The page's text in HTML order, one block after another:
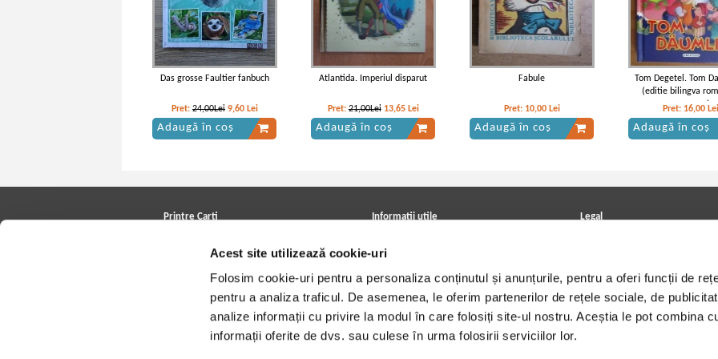
Acest site utilizează cookie-uri
Folosim cookie-uri pentru a personaliza conținutul și anunțurile, pentru a oferi funcții de
pentru a analiza traficul. De asemenea, le oferim partenerilor de rețele sociale, de
analize informații cu privire la modul în care folosiți site-ul nostru. Aceștia le pot combina
informații oferite de dvs. sau culese în urma folosirii serviciilor lor.
Daniel Defoe - Robinson Crusoe Daniel Defoe - Robinson Crusoe Daniel Defoe - Robinson Crusoe Daniel Defoe - Robinson
Das grosse Faultier fanbuch
Pret: 24,00Lei 9,60 Lei
Adaugă în coș
Atlantida. Imperiul disparut
Pret:21,00Lei 13,65 Lei
Adaugă în coș
Fabule
Pret: 10,00 Lei
Adaugă în coș
Tom Degetel. Tom
(editie bilingva
germana)
Pret: 16,00 Lei
Adaugă în coș
Printre Carti
Cele mai căutate cărți
Blog Printre Carti
Cărţi sub 5 lei
Cărţi sub 8 lei
Informatii utile
Achizitii viniluri, casete, CD/DVD
Cum cumpar?
Politica de livrare
Retur comenzi
Angajari - Cariere
Legal
Termeni si conditii
Utilizare cookie-uri